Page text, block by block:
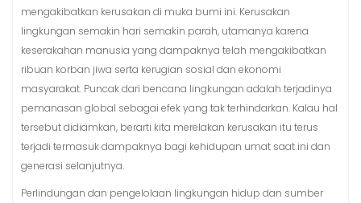
mengakibatkan kerusakan di muka bumi ini. Kerusakan
lingkungan semakin hari semakin parah, utamanya karena
keserakahan manusia yang dampaknya telah mengakibatkan
ribuan korban jiwa serta kerugian sosial dan ekonomi
masyarakat. Puncak dari bencana lingkungan adalah terjadinya
pemanasan global sebagai efek yang tak terhindarkan. Kalau hal
tersebut didiamkan, berarti kita merelakan kerusakan itu terus
terjadi termasuk dampaknya bagi kehidupan umat saat ini dan
generasi selanjutnya.
Perlindungan dan pengelolaan lingkungan hidup dan sumber